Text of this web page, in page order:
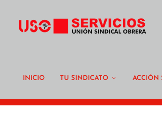
INICIO TU SINDICATO ACCIÓN